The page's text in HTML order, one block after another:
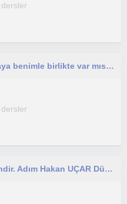
Eksik kalan bilgileri tamamlamaya benimle birlikte var mısın?
Derslerim tyt ayt öğrencileri içindir. Adım Hakan UÇAR Düzce üniversitesi Tarih bölümünden 3.35 ortalamayla bitirdim